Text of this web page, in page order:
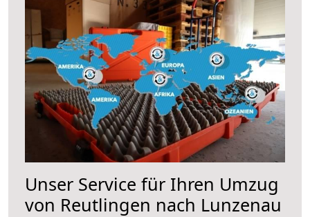
Unser Service für Ihren Umzug
von Reutlingen nach Lunzenau